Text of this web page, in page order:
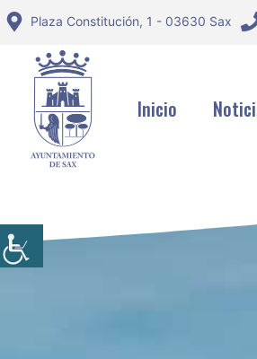
Saltar
contenido
Plaza Constitución, 1 - 03630 Sax
Inicio